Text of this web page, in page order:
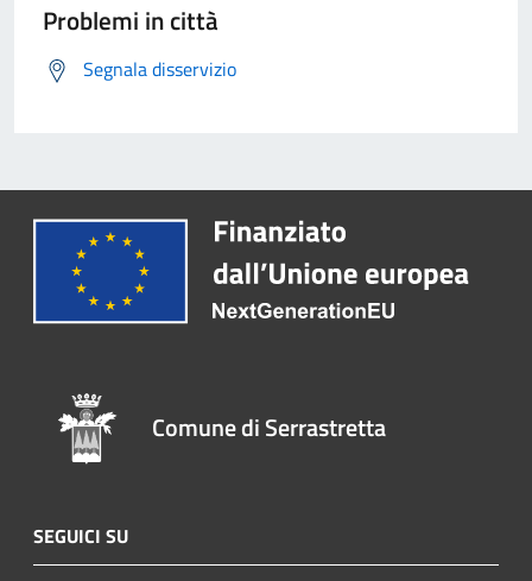
Problemi in città
Segnala disservizio
Comune di Serrastretta
SEGUICI SU